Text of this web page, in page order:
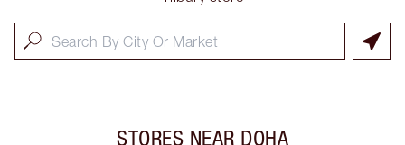
STORES NEAR DOHA